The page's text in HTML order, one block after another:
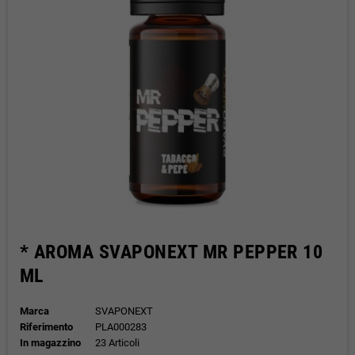
* AROMA SVAPONEXT MR PEPPER 10
ML
Marca
SVAPONEXT
Riferimento
PLA000283
In magazzino
23 Articoli